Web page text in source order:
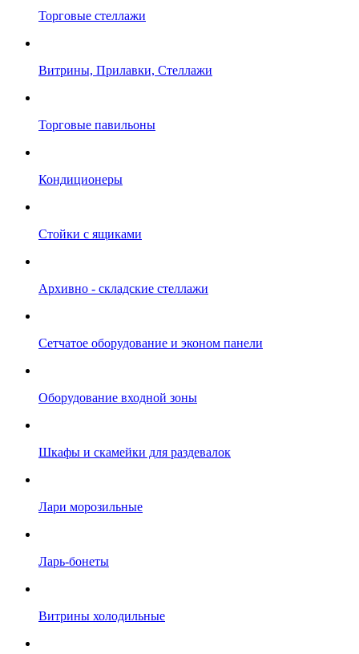
Торговые стеллажи
Витрины, Прилавки, Стеллажи
Торговые павильоны
Кондиционеры
Стойки с ящиками
Архивно - складские стеллажи
Сетчатое оборудование и эконом панели
Оборудование входной зоны
Шкафы и скамейки для раздевалок
Лари морозильные
Ларь-бонеты
Витрины холодильные